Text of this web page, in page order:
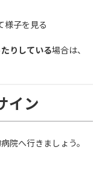
様子を見る
りしている場合は、
イン
院へ行きましょう。